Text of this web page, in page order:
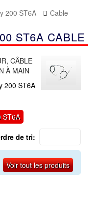
200 ST6A Cable
ST6A CABLE
CÂBLE
À MAIN
ST6A
de tri:
Voir tout les produits